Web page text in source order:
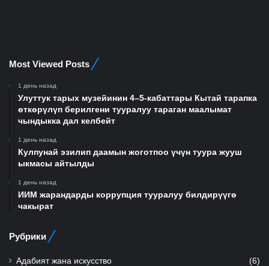
Most Viewed Posts
1 день назад
Улуттук тарых музейинин 4–5-кабаттары Кытай тарапка
өткөрүлүп берилгени тууралуу тараган маалымат
чындыкка дал келбейт
1 день назад
Кулпунай эзилип даамын жоготпоо үчүн туура жууш
ыкмасы айтылды
1 день назад
ИИМ жарандарды коррупция тууралуу билдирүүгө
чакырат
Рубрики
Адабият жана искусство (6)